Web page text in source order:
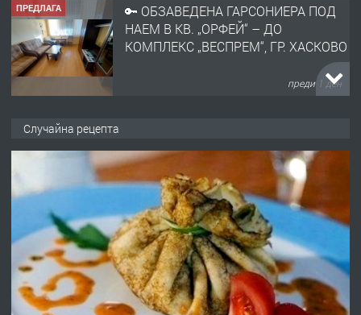
ПРЕДЛАГА
🔑 ОБЗАВЕДЕНА ГАРСОНИЕРА ПОД
НАЕМ В КВ. „ОРФЕЙ“ – ДО
КОМПЛЕКС „ВЕСПРЕМ“, ГР. ХАСКОВО
преди 1 ден
АПАРТАМЕНТ В ЦЕНТЪРА НА ГР.
ХАСКОВО
преди 2 дни
ПРЕДЛАГА Давам гараж под наем
преди 2 дни
Случайна рецепта